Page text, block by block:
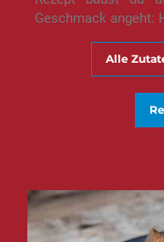
Geschmack angeht:
Alle